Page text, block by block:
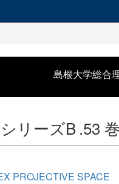
島根大学総合
リーズB.53 巻
PROJECTIVE SPACE